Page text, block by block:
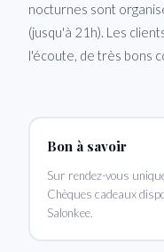
nocturnes sont
(jusqu'à 21h). Les
l'écoute, de très bons
Bon à savoir
Sur rendez-vous
Chèques cadeaux
Salonkee.